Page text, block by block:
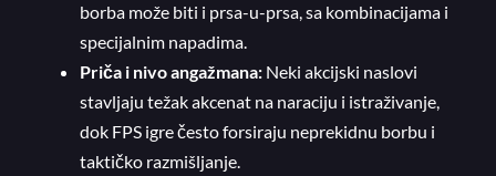
borba može biti i prsa-u-prsa, sa kombinacijama i
specijalnim napadima.
Priča i nivo angažmana: Neki akcijski naslovi
stavljaju težak akcenat na naraciju i istraživanje,
dok FPS igre često forsiraju neprekidnu borbu i
taktičko razmišljanje.